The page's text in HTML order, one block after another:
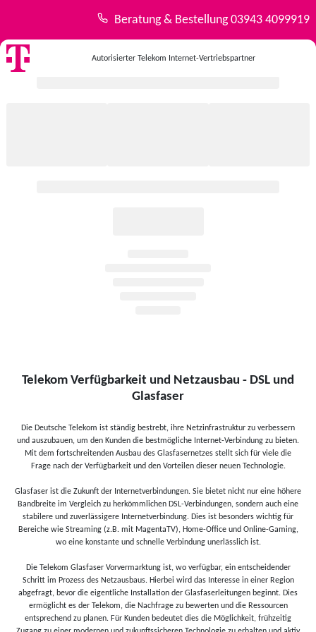
Beratung & Bestellung03943 4099919
Autorisierter Telekom Internet-Vertriebspartner
Telekom Verfügbarkeit und Netzausbau - DSL und
Glasfaser
Die Deutsche Telekom ist ständig bestrebt, ihre Netzinfrastruktur zu verbessern
und auszubauen, um den Kunden die bestmögliche Internet-Verbindung zu bieten.
Mit dem fortschreitenden Ausbau des Glasfasernetzes stellt sich für viele die
Frage nach der Verfügbarkeit und den Vorteilen dieser neuen Technologie.
Glasfaser ist die Zukunft der Internetverbindungen. Sie bietet nicht nur eine höhere
Bandbreite im Vergleich zu herkömmlichen DSL-Verbindungen, sondern auch eine
stabilere und zuverlässigere Internetverbindung. Dies ist besonders wichtig für
Bereiche wie Streaming (z.B. mit MagentaTV), Home-Office und Online-Gaming,
wo eine konstante und schnelle Verbindung unerlässlich ist.
Die Telekom Glasfaser Vorvermarktung ist, wo verfügbar, ein entscheidender
Schritt im Prozess des Netzausbaus. Hierbei wird das Interesse in einer Region
abgefragt, bevor die eigentliche Installation der Glasfaserleitungen beginnt. Dies
ermöglicht es der Telekom, die Nachfrage zu bewerten und die Ressourcen
entsprechend zu planen. Für Kunden bedeutet dies die Möglichkeit, frühzeitig